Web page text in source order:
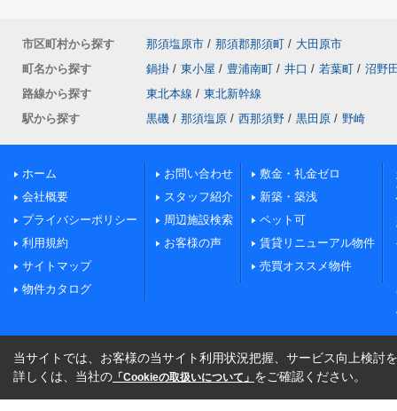
市区町村から探す 那須塩原市 / 那須郡那須町 / 大田原市
町名から探す
鍋掛 / 東小屋 / 豊浦南町 / 井口 / 若葉町 / 沼野
路線から探す
東北本線 / 東北新幹線
駅から探す
黒磯 / 那須塩原 / 西那須野 / 黒田原 / 野崎
ホーム
会社概要
プライバシーポリシー
利用規約
サイトマップ
物件カタログ
お問い合わせ
スタッフ紹介
周辺施設検索
お客様の声
敷金・礼金ゼロ
新築・築浅
ペット可
賃貸リニューアル物件
売買オススメ物件
当サイトでは、お客様の当サイト利用状況把握、サービス向上検討
詳しくは、当社の 「Cookieの取扱いについて」 をご確認ください。